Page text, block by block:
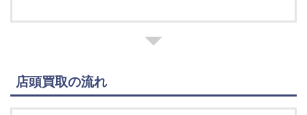
店頭買取の流れ